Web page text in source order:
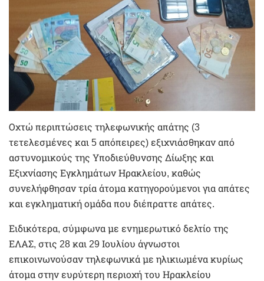
Οχτώ περιπτώσεις τηλεφωνικής απάτης (3
τετελεσμένες και 5 απόπειρες) εξιχνιάσθηκαν από
αστυνομικούς της Υποδιεύθυνσης Δίωξης και
Εξιχνίασης Εγκλημάτων Ηρακλείου, καθώς
συνελήφθησαν τρία άτομα κατηγορούμενοι για απάτες
και εγκληματική ομάδα που διέπραττε απάτες.
Ειδικότερα, σύμφωνα με ενημερωτικό δελτίο της
ΕΛΑΣ, στις 28 και 29 Ιουλίου άγνωστοι
επικοινωνούσαν τηλεφωνικά με ηλικιωμένα κυρίως
άτομα στην ευρύτερη περιοχή του Ηρακλείου